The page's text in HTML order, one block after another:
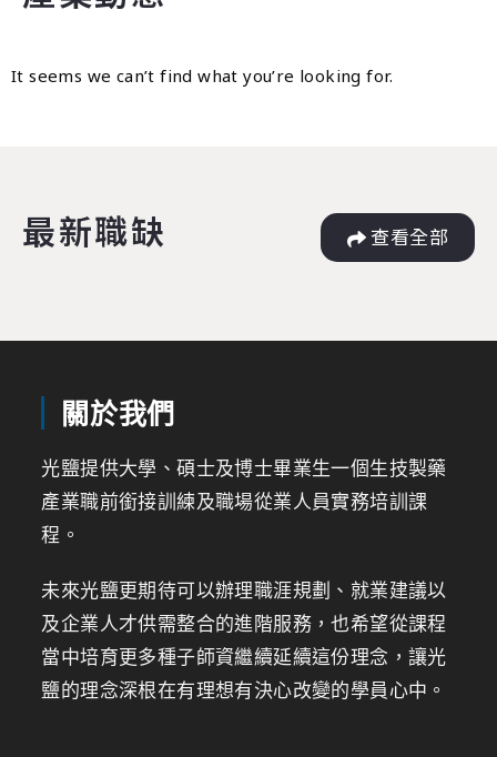
It seems we can’t find what you’re looking for.
最新職缺 查看全部
關於我們
光鹽提供大學、碩士及博士畢業生一個生技製藥
產業職前銜接訓練及職場從業人員實務培訓課
程。
未來光鹽更期待可以辦理職涯規劃、就業建議以
及企業人才供需整合的進階服務，也希望從課程
當中培育更多種子師資繼續延續這份理念，讓光
鹽的理念深根在有理想有決心改變的學員心中。